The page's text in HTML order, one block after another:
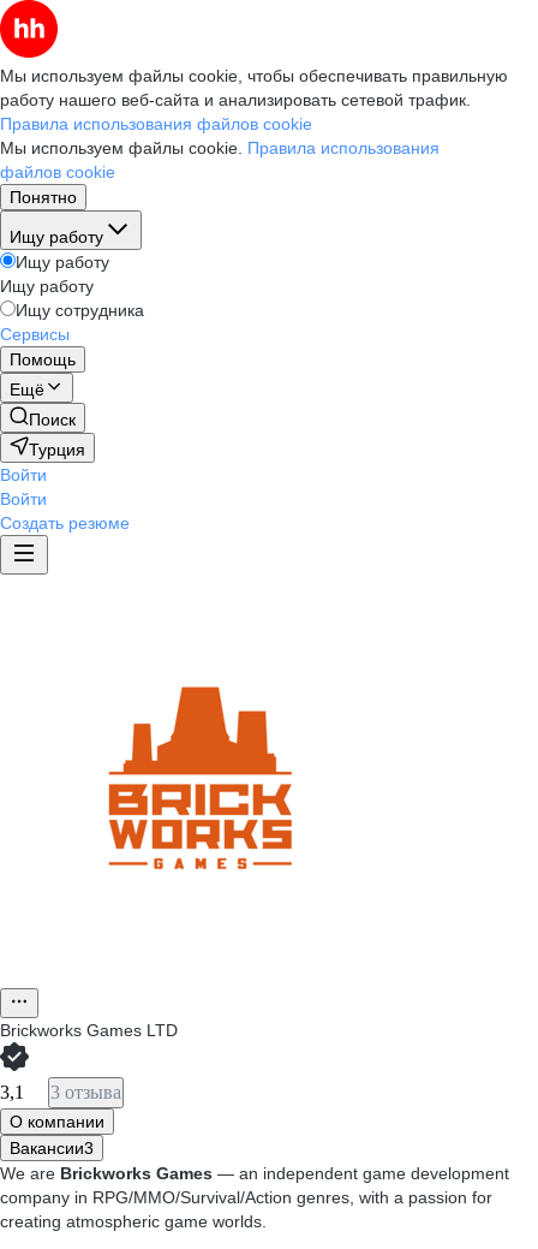
Мы используем файлы cookie, чтобы обеспечивать правильную
работу нашего веб-сайта и анализировать сетевой трафик.
Правила использования файлов cookie
Мы используем файлы cookie. Правила использования
файлов cookie
Понятно
Ищу работу
Ищу работу
Ищу работу
Ищу сотрудника
Сервисы
Помощь
Ещё
Поиск
Турция
Войти
Войти
Создать резюме
Brickworks Games LTD
3,1 3 отзыва
О компании
Вакансии3
We are Brickworks Games — an independent game development
company in RPG/MMO/Survival/Action genres, with a passion for
creating atmospheric game worlds.